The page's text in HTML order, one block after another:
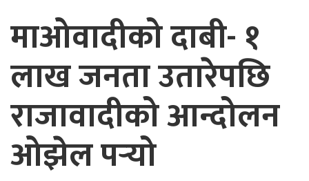
माओवादीको दाबी- १
लाख जनता उतारेपछि
राजावादीको आन्दोलन
ओझेल पर्‍यो